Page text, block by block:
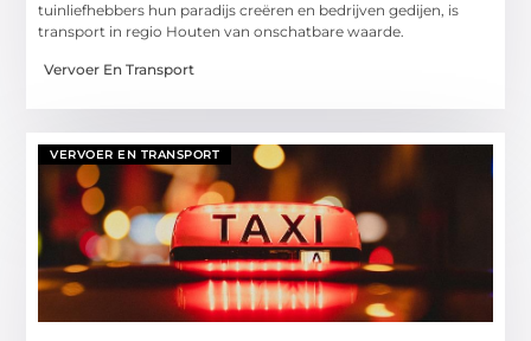
tuinliefhebbers hun paradijs creëren en bedrijven gedijen, is
transport in regio Houten van onschatbare waarde.
Vervoer En Transport
VERVOER EN TRANSPORT